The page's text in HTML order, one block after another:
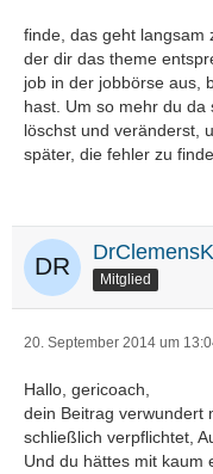
finde, das geht langsam
der dir das theme
job in der jobbörse aus,
hast. Um so mehr du da
löschst und veränderst,
später, die fehler zu
Mitglied
20. September 2014 um
Hallo, gericoach,
dein Beitrag verwundert
schließlich verpflichtet,
Und du hättes mit kaum